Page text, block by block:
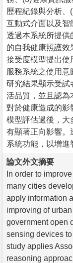
歷程紀錄與分析
互動式介面以及智
透過本系統所提供
的自我健康照護
接受度模型提出使
服務系統之使用意
研究結果顯示受試
活品質，並且認為
對於健康造成的影
模型評估過後，大
有顯著正向影響。
系統功能，以增進
論文外文摘要
In order to
many cities
apply information
improving of
government open
sensing devices
study applies
reasoning